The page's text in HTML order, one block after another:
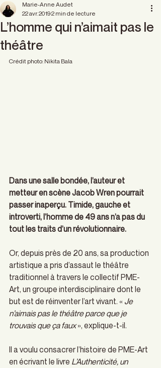
L’homme qui n’aimait pas le
théâtre
Marie-Anne Audet
22 avr. 20192 min de lecture
Crédit photo: Nikita Bala
Dans une salle bondée, l’auteur et
metteur en scène Jacob Wren pourrait
passer inaperçu. Timide, gauche et
introverti, l’homme de 49 ans n’a pas du
tout les traits d’un révolutionnaire.
Or, depuis près de 20 ans, sa production
artistique a pris d’assaut le théâtre
traditionnel à travers le collectif PME-
Art, un groupe interdisciplinaire dont le
but est de réinventer l’art vivant. « Je
n’aimais pas le théâtre parce que je
trouvais que ça faux », explique-t-il.
Il a voulu consacrer l’histoire de PME-Art
en écrivant le livre L’Authenticité, un